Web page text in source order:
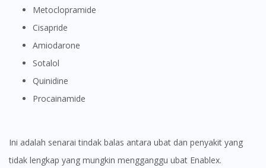
Visit DoctorOnCall Singapore
You seem to be shopping from Singapore
You are currently on DoctorOnCall.com.my, our Malaysian
Metoclopramide
Cisapride
Amiodarone
Sotalol
Quinidine
Procainamide
Ini adalah senarai tindak balas antara ubat dan penyakit yang
tidak lengkap yang mungkin mengganggu ubat Enablex.